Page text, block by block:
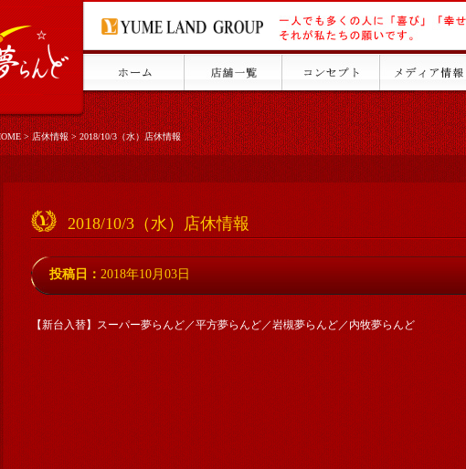
>店休情報>2018/10/3（水）店休情報
2018/10/3（水）店休情報
投稿日： 2018年10月03日
【新台入替】スーパー夢らんど／平方夢らんど／岩槻夢らんど／内牧夢らんど